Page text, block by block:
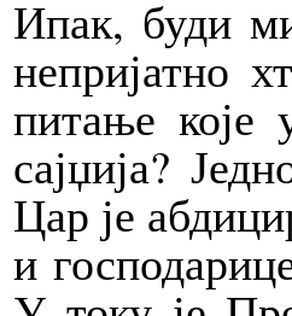
Ипак, буди
непријатно
питање
сајџија?
Цар је
и